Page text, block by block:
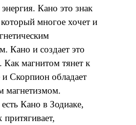
энергия. Кано это знак
многое хочет и
Кано и создает это
Как магнитом тянет к
Скорпион обладает
магнетизмом.
Кано в Зодиаке,
притягивает,